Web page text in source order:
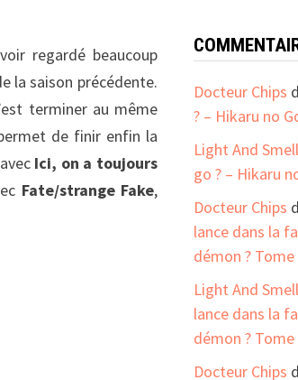
regardé beaucoup
la saison précédente.
terminer au même
de finir enfin la
Ici, on a toujours
Fate/strange Fake,
Docteur Chips
? – Hikaru no
Light And Smell
go ? – Hikaru
Docteur Chips
lance dans la
démon ? Tome
Light And Smell
lance dans la
démon ? Tome
Docteur Chips